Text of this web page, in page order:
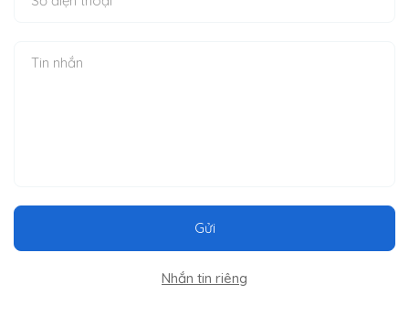
Gửi
Nhắn tin riêng